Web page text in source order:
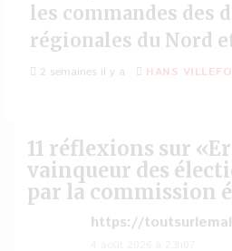
les commandes des
régionales du Nord
2 semaines il y a HANS
11 réflexions sur «
vainqueur des
par la commission
https://